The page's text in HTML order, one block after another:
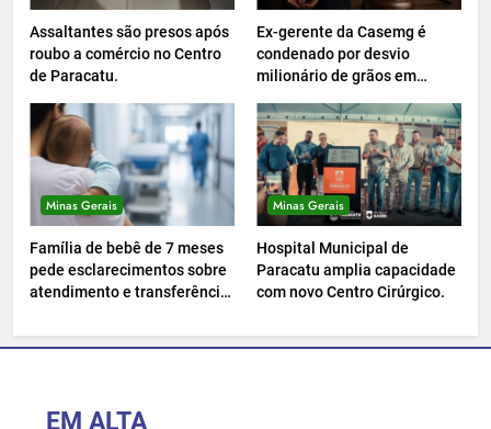
Assaltantes são presos após
roubo a comércio no Centro
de Paracatu.
Ex-gerente da Casemg é
condenado por desvio
milionário de grãos em
Minas Gerais
Família de bebê de 7 meses
pede esclarecimentos sobre
atendimento e transferência
Minas Gerais
Hospital Municipal de
Paracatu amplia capacidade
com novo Centro Cirúrgico.
EM ALTA